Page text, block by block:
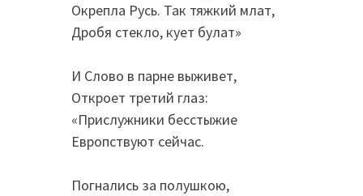
Окрепла Русь. Так тяжкий млат,
Дробя стекло, кует булат»
И Слово в парне выживет,
Откроет третий глаз:
«Прислужники бесстыжие
Европствуют сейчас.
Погнались за полушкою,